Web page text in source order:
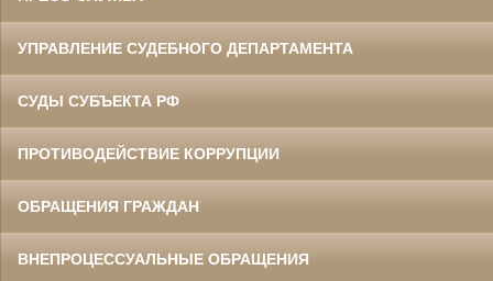
УПРАВЛЕНИЕ СУДЕБНОГО ДЕПАРТАМЕНТА
СУДЫ СУБЪЕКТА РФ
ПРОТИВОДЕЙСТВИЕ КОРРУПЦИИ
ОБРАЩЕНИЯ ГРАЖДАН
ВНЕПРОЦЕССУАЛЬНЫЕ ОБРАЩЕНИЯ